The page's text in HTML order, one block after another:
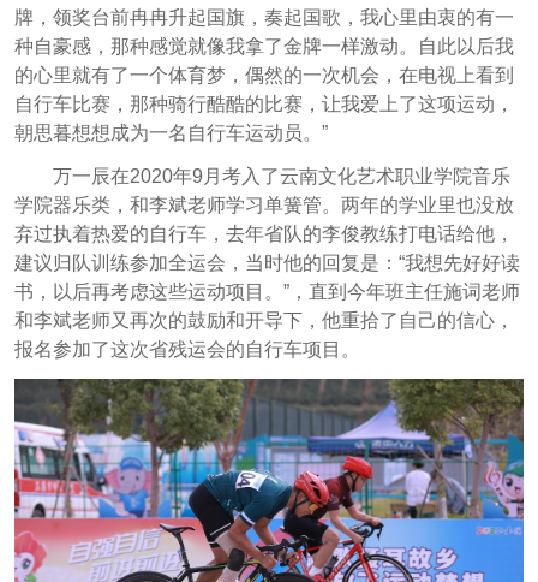
牌，领奖台前冉冉升起国旗，奏起国歌，我心里由衷的有一
种自豪感，那种感觉就像我拿了金牌一样激动。自此以后我
的心里就有了一个体育梦，偶然的一次机会，在电视上看到
自行车比赛，那种骑行酷酷的比赛，让我爱上了这项运动，
朝思暮想想成为一名自行车运动员。”
万一辰在2020年9月考入了云南文化艺术职业学院音乐
学院器乐类，和李斌老师学习单簧管。两年的学业里也没放
弃过执着热爱的自行车，去年省队的李俊教练打电话给他，
建议归队训练参加全运会，当时他的回复是：“我想先好好读
书，以后再考虑这些运动项目。”，直到今年班主任施词老师
和李斌老师又再次的鼓励和开导下，他重拾了自己的信心，
报名参加了这次省残运会的自行车项目。